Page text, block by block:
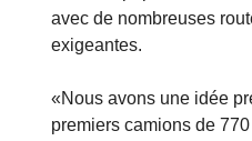
avec de nombreuses
exigeantes.
«Nous avons une idée
premiers camions de